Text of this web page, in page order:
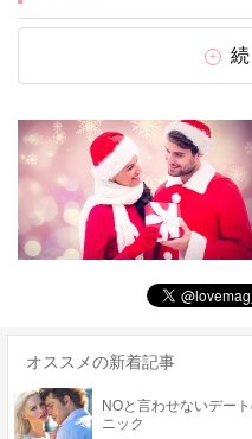
オススメの新着記事
NOと言わせないデー
ニック